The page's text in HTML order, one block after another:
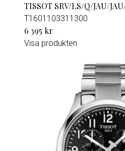
TISSOT SRV/LS/Q/JAU/
T1601103311300
6 395 kr
Visa produkten